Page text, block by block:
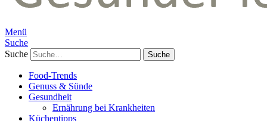
Menü
Suche
Suche
Food-Trends
Genuss & Sünde
Gesundheit
Ernährung bei Krankheiten
Küchentipps